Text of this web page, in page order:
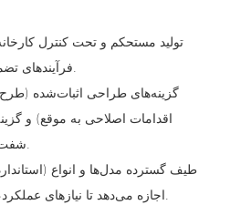
اقدامات اصلاحی به موقع) و